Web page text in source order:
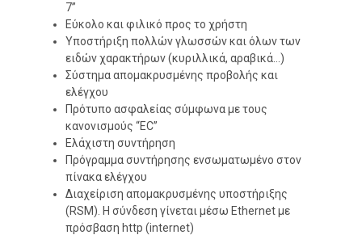
7’’
Εύκολο και φιλικό προς το χρήστη
Υποστήριξη πολλών γλωσσών και όλων των
ειδών χαρακτήρων (κυριλλικά, αραβικά…)
Σύστημα απομακρυσμένης προβολής και
ελέγχου
Πρότυπο ασφαλείας σύμφωνα με τους
κανονισμούς “ΕC”
Ελάχιστη συντήρηση
Πρόγραμμα συντήρησης ενσωματωμένο στον
πίνακα ελέγχου
Διαχείριση απομακρυσμένης υποστήριξης
(RSM). Η σύνδεση γίνεται μέσω Ethernet με
πρόσβαση http (internet)